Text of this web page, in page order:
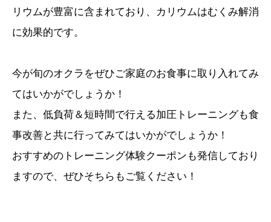
リウムが豊富に含まれており、カリウムはむくみ解消
に効果的です。
今が旬のオクラをぜひご家庭のお食事に取り入れてみ
てはいかがでしょうか！
また、低負荷＆短時間で行える加圧トレーニングも食
事改善と共に行ってみてはいかがでしょうか！
おすすめのトレーニング体験クーポンも発信しており
ますので、ぜひそちらもご覧ください！